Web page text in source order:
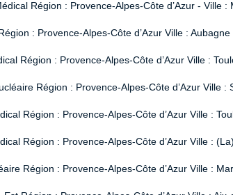
Région : Provence-Alpes-Côte d’Azur -
: Provence-Alpes-Côte d’Azur Ville :
Région : Provence-Alpes-Côte d’Azur Ville :
Région : Provence-Alpes-Côte d’Azur Ville
Région : Provence-Alpes-Côte d’Azur Ville :
Région : Provence-Alpes-Côte d’Azur Ville :
Région : Provence-Alpes-Côte d’Azur Ville :